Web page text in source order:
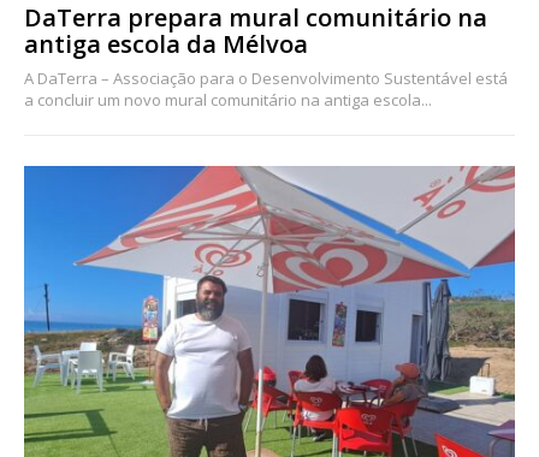
DaTerra prepara mural comunitário na
antiga escola da Mélvoa
A DaTerra – Associação para o Desenvolvimento Sustentável está
a concluir um novo mural comunitário na antiga escola...